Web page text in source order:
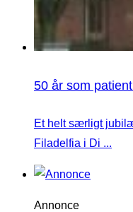
50 år som
Et helt særligt
Filadelfia i Di ...
Annonce